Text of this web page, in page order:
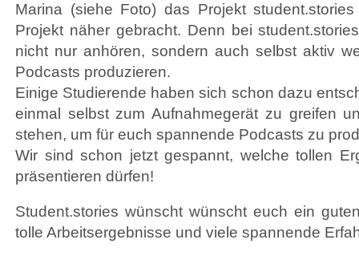
Marina (siehe Foto) das Projekt
Projekt näher gebracht. Denn bei
nicht nur anhören, sondern auch selbst aktiv
Podcasts produzieren.
Einige Studierende haben sich schon dazu
einmal selbst zum Aufnahmegerät zu greifen
stehen, um für euch spannende Podcasts zu
Wir sind schon jetzt gespannt, welche tollen
präsentieren dürfen!
Student.stories wünscht wünscht euch ein
tolle Arbeitsergebnisse und viele spannende